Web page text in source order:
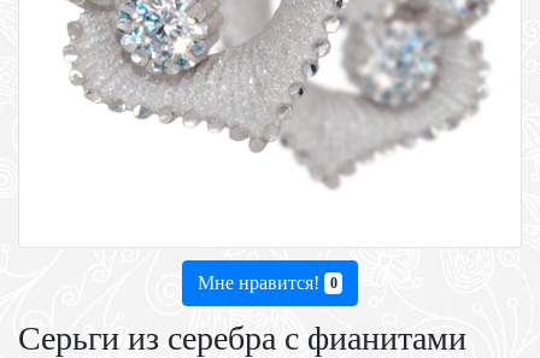
Мне нравится! 0
Серьги из серебра с фианитами